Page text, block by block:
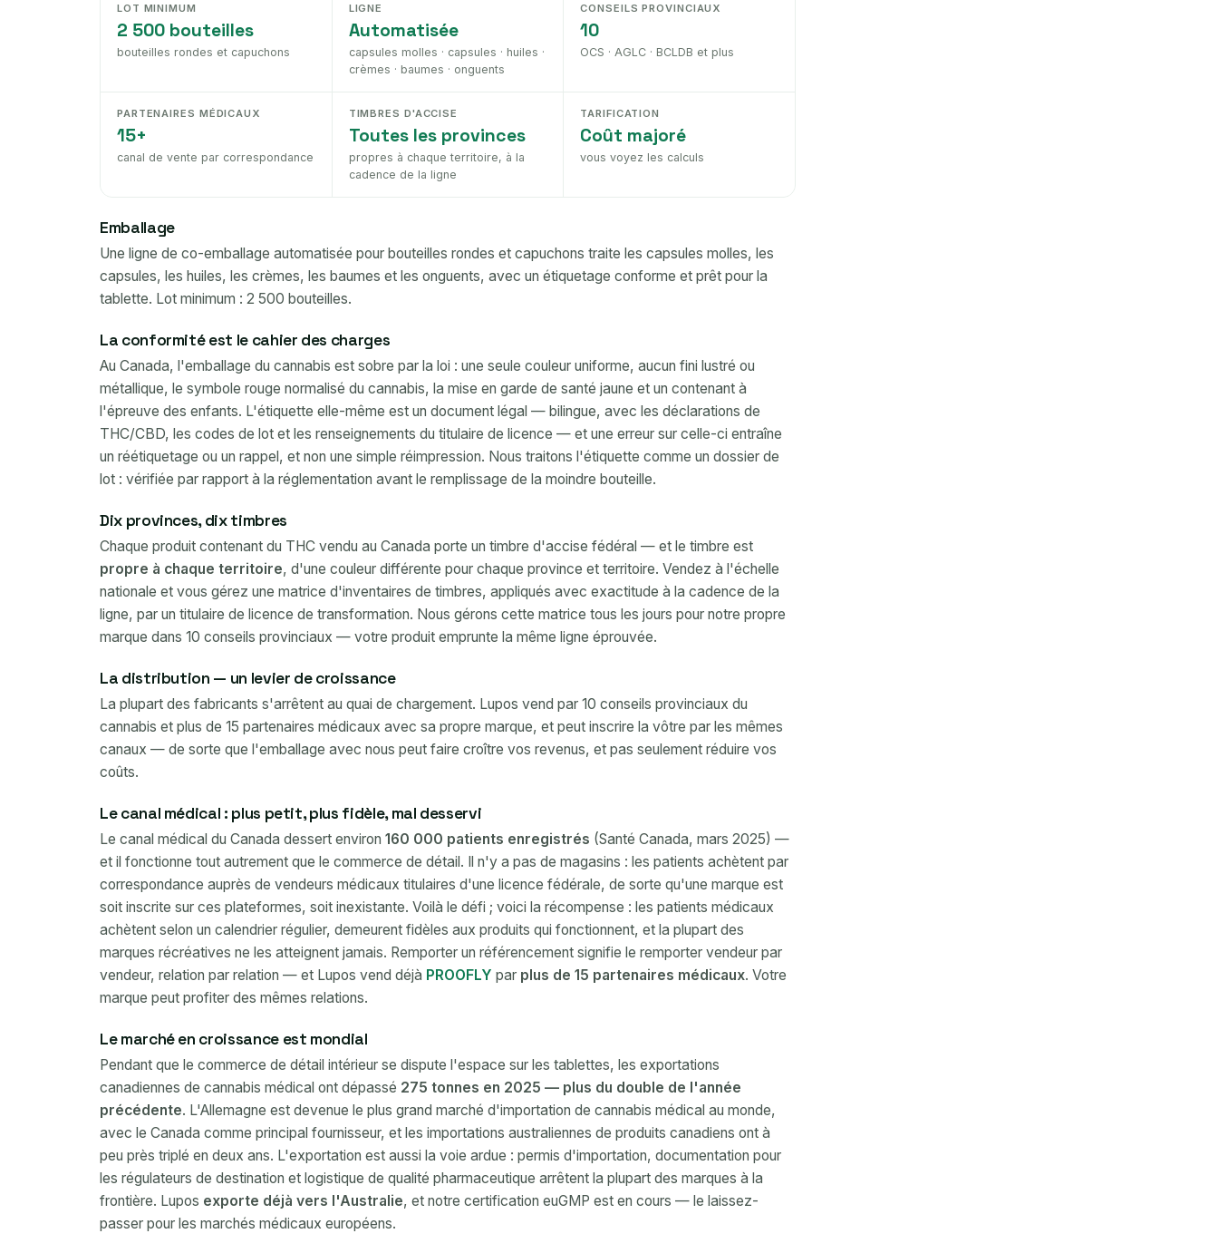
LOT MINIMUM
2 500 bouteilles
bouteilles rondes et capuchons
LIGNE
Automatisée
capsules molles · capsules · huiles ·
crèmes · baumes · onguents
CONSEILS PROVINCIAUX
10
OCS · AGLC · BCLDB et plus
PARTENAIRES MÉDICAUX
15+
canal de vente par correspondance
TIMBRES D'ACCISE
Toutes les provinces
propres à chaque territoire, à la
cadence de la ligne
TARIFICATION
Coût majoré
vous voyez les calculs
Emballage
Une ligne de co-emballage automatisée pour bouteilles rondes et capuchons traite les capsules molles, les
capsules, les huiles, les crèmes, les baumes et les onguents, avec un étiquetage conforme et prêt pour la
tablette. Lot minimum : 2 500 bouteilles.
La conformité est le cahier des charges
Au Canada, l'emballage du cannabis est sobre par la loi : une seule couleur uniforme, aucun fini lustré ou
métallique, le symbole rouge normalisé du cannabis, la mise en garde de santé jaune et un contenant à
l'épreuve des enfants. L'étiquette elle-même est un document légal — bilingue, avec les déclarations de
THC/CBD, les codes de lot et les renseignements du titulaire de licence — et une erreur sur celle-ci entraîne
un réétiquetage ou un rappel, et non une simple réimpression. Nous traitons l'étiquette comme un dossier de
lot : vérifiée par rapport à la réglementation avant le remplissage de la moindre bouteille.
Dix provinces, dix timbres
Chaque produit contenant du THC vendu au Canada porte un timbre d'accise fédéral — et le timbre est
propre à chaque territoire, d'une couleur différente pour chaque province et territoire. Vendez à l'échelle
nationale et vous gérez une matrice d'inventaires de timbres, appliqués avec exactitude à la cadence de la
ligne, par un titulaire de licence de transformation. Nous gérons cette matrice tous les jours pour notre propre
marque dans 10 conseils provinciaux — votre produit emprunte la même ligne éprouvée.
La distribution — un levier de croissance
La plupart des fabricants s'arrêtent au quai de chargement. Lupos vend par 10 conseils provinciaux du
cannabis et plus de 15 partenaires médicaux avec sa propre marque, et peut inscrire la vôtre par les mêmes
canaux — de sorte que l'emballage avec nous peut faire croître vos revenus, et pas seulement réduire vos
coûts.
Le canal médical : plus petit, plus fidèle, mal desservi
Le canal médical du Canada dessert environ 160 000 patients enregistrés (Santé Canada, mars 2025) —
et il fonctionne tout autrement que le commerce de détail. Il n'y a pas de magasins : les patients achètent par
correspondance auprès de vendeurs médicaux titulaires d'une licence fédérale, de sorte qu'une marque est
soit inscrite sur ces plateformes, soit inexistante. Voilà le défi ; voici la récompense : les patients médicaux
achètent selon un calendrier régulier, demeurent fidèles aux produits qui fonctionnent, et la plupart des
marques récréatives ne les atteignent jamais. Remporter un référencement signifie le remporter vendeur par
vendeur, relation par relation — et Lupos vend déjà PROOFLY par plus de 15 partenaires médicaux. Votre
marque peut profiter des mêmes relations.
Le marché en croissance est mondial
Pendant que le commerce de détail intérieur se dispute l'espace sur les tablettes, les exportations
canadiennes de cannabis médical ont dépassé 275 tonnes en 2025 — plus du double de l'année
précédente. L'Allemagne est devenue le plus grand marché d'importation de cannabis médical au monde,
avec le Canada comme principal fournisseur, et les importations australiennes de produits canadiens ont à
peu près triplé en deux ans. L'exportation est aussi la voie ardue : permis d'importation, documentation pour
les régulateurs de destination et logistique de qualité pharmaceutique arrêtent la plupart des marques à la
frontière. Lupos exporte déjà vers l'Australie, et notre certification euGMP est en cours — le laissez-
passer pour les marchés médicaux européens.